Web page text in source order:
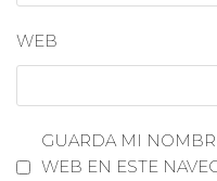
WEB
GUARDA MI
WEB EN ESTE